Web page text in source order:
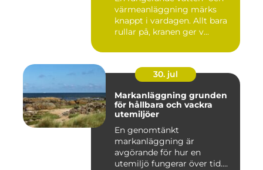
värmeanläggning märks
knappt i vardagen. Allt bara
rullar på, kranen ger v...
30. jul
Markanläggning grunden
för hållbara och vackra
utemiljöer
En genomtänkt
markanläggning är
avgörande för hur en
utemiljö fungerar över tid.